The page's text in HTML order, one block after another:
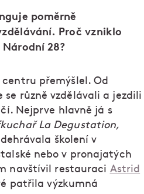
poměrně
Proč vzniklo
28?
přemýšlel. Od
různě vzdělávali a jezdili
Nejprve hlavně já s
La Degustation,
školení v
nebo v pronajatých
navštívil restauraci Astrid
patřila výzkumná